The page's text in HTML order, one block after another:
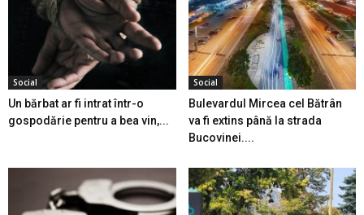
Social
Un bărbat ar fi intrat într-o
gospodărie pentru a bea vin,...
Social
Bulevardul Mircea cel Bătrân
va fi extins până la strada
Bucovinei....